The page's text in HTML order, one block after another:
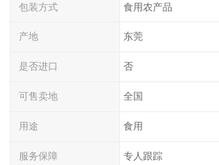
包装方式 食用农产品
产地 东莞
是否进口 否
可售卖地 全国
用途 食用
服务保障 专人跟踪